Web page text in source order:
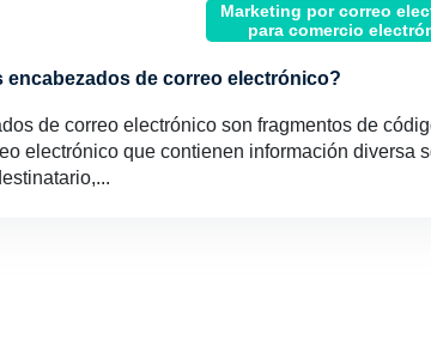
Marketing por correo
para comercio
encabezados de correo electrónico?
de correo electrónico son fragmentos de
electrónico que contienen información diversa